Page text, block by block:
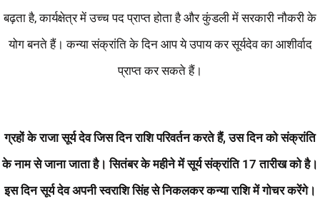
बढ़ता है, कार्यक्षेत्र में उच्च पद प्राप्त होता है और कुंडली में सरकारी नौकरी के
योग बनते हैं। कन्या संक्रांति के दिन आप ये उपाय कर सूर्यदेव का आशीर्वाद
प्राप्त कर सकते हैं।
ग्रहों के राजा सूर्य देव जिस दिन राशि परिवर्तन करते हैं, उस दिन को संक्रांति
के नाम से जाना जाता है। सितंबर के महीने में सूर्य संक्रांति 17 तारीख को है।
इस दिन सूर्य देव अपनी स्वराशि सिंह से निकलकर कन्या राशि में गोचर करेंगे।